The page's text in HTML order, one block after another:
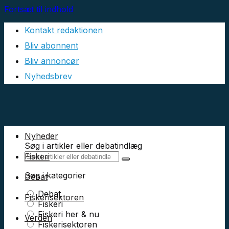
Fortsæt til indhold
Kontakt redaktionen
Bliv abonnent
Bliv annoncør
Nyhedsbrev
Søg i artikler eller debatindlæg
Søg i kategorier
Debat
Fiskeri
Fiskeri her & nu
Fiskerisektoren
Nyheder
Fiskeri
Debat
Fiskerisektoren
Verden